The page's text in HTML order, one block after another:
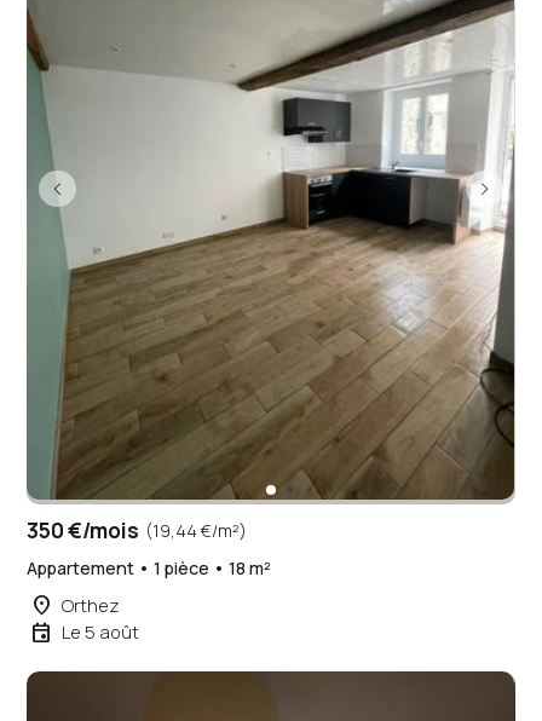
350 €/mois (19,44 €/m²)
Appartement • 1 pièce • 18 m²
place Orthez
event Le 5 août